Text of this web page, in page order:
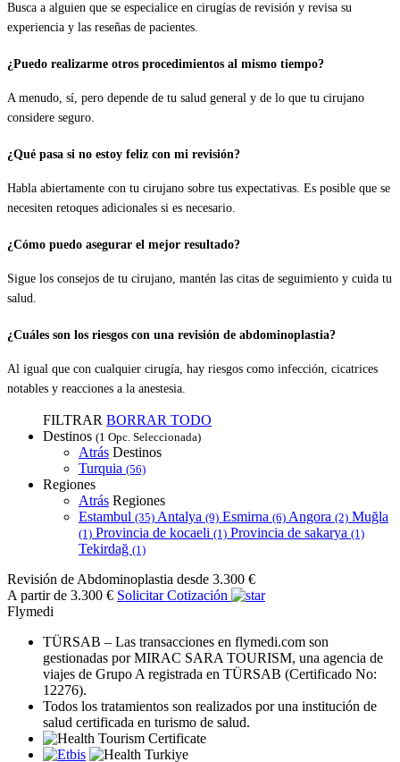
Busca a alguien que se especialice en cirugías de revisión y revisa su
experiencia y las reseñas de pacientes.
¿Puedo realizarme otros procedimientos al mismo tiempo?
A menudo, sí, pero depende de tu salud general y de lo que tu cirujano
considere seguro.
¿Qué pasa si no estoy feliz con mi revisión?
Habla abiertamente con tu cirujano sobre tus expectativas. Es posible que se
necesiten retoques adicionales si es necesario.
¿Cómo puedo asegurar el mejor resultado?
Sigue los consejos de tu cirujano, mantén las citas de seguimiento y cuida tu
salud.
¿Cuáles son los riesgos con una revisión de abdominoplastia?
Al igual que con cualquier cirugía, hay riesgos como infección, cicatrices
notables y reacciones a la anestesia.
FILTRAR BORRAR TODO
Destinos (1 Opc. Seleccionada)
Atrás Destinos
Turquia (56)
Regiones
Atrás Regiones
Estambul (35) Antalya (9) Esmirna (6) Angora (2) Muğla
(1) Provincia de kocaeli (1) Provincia de sakarya (1)
Tekirdağ (1)
Revisión de Abdominoplastia desde 3.300 €
A partir de 3.300 € Solicitar Cotización
Flymedi
TÜRSAB – Las transacciones en flymedi.com son
gestionadas por MIRAC SARA TOURISM, una agencia de
viajes de Grupo A registrada en TÜRSAB (Certificado No:
12276).
Todos los tratamientos son realizados por una institución de
salud certificada en turismo de salud.